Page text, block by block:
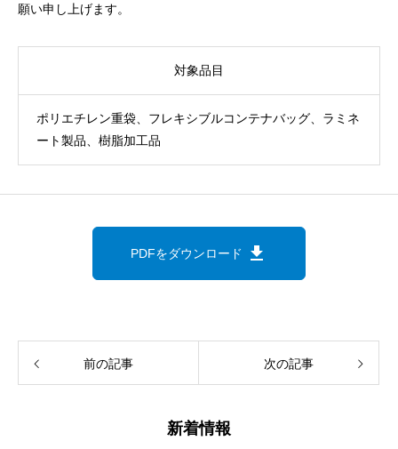
願い申し上げます。
対象品目
ポリエチレン重袋、フレキシブルコンテナバッグ、ラミネ
ート製品、樹脂加工品
PDFをダウンロード download
前の記事 次の記事
新着情報